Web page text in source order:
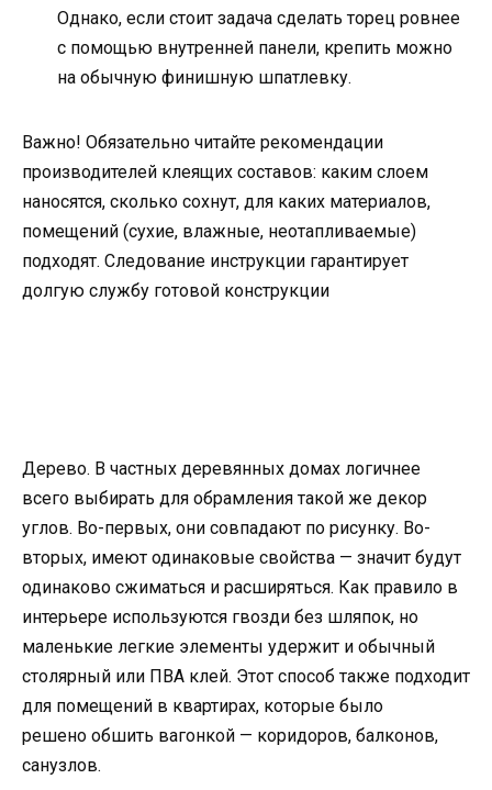
Однако, если стоит задача сделать торец ровнее
с помощью внутренней панели, крепить можно
на обычную финишную шпатлевку.
Важно! Обязательно читайте рекомендации
производителей клеящих составов: каким слоем
наносятся, сколько сохнут, для каких материалов,
помещений (сухие, влажные, неотапливаемые)
подходят. Следование инструкции гарантирует
долгую службу готовой конструкции
Дерево. В частных деревянных домах логичнее
всего выбирать для обрамления такой же декор
углов. Во-первых, они совпадают по рисунку. Во-
вторых, имеют одинаковые свойства — значит будут
одинаково сжиматься и расширяться. Как правило в
интерьере используются гвозди без шляпок, но
маленькие легкие элементы удержит и обычный
столярный или ПВА клей. Этот способ также подходит
для помещений в квартирах, которые было
решено обшить вагонкой — коридоров, балконов,
санузлов.